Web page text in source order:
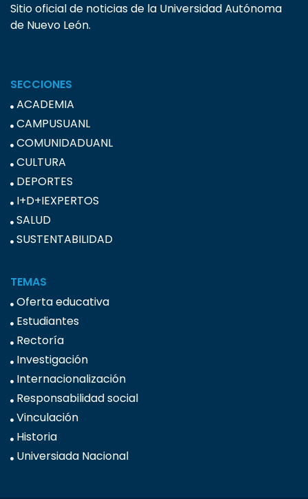
Sitio oficial de noticias de la Universidad Autónoma
de Nuevo León.
SECCIONES
ACADEMIA
CAMPUSUANL
COMUNIDADUANL
CULTURA
DEPORTES
I+D+IEXPERTOS
SALUD
SUSTENTABILIDAD
TEMAS
Oferta educativa
Estudiantes
Rectoría
Investigación
Internacionalización
Responsabilidad social
Vinculación
Historia
Universiada Nacional